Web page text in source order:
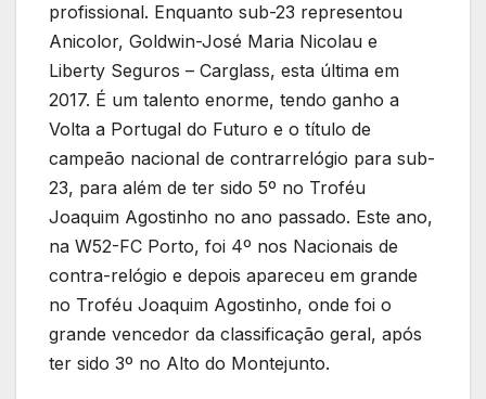
profissional. Enquanto sub-23 representou
Anicolor, Goldwin-José Maria Nicolau e
Liberty Seguros – Carglass, esta última em
2017. É um talento enorme, tendo ganho a
Volta a Portugal do Futuro e o título de
campeão nacional de contrarrelógio para sub-
23, para além de ter sido 5º no Troféu
Joaquim Agostinho no ano passado. Este ano,
na W52-FC Porto, foi 4º nos Nacionais de
contra-relógio e depois apareceu em grande
no Troféu Joaquim Agostinho, onde foi o
grande vencedor da classificação geral, após
ter sido 3º no Alto do Montejunto.